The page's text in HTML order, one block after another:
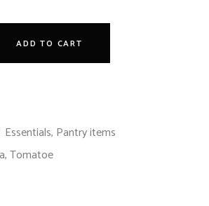
ADD TO CART
Essentials, Pantry items
,Tomatoe